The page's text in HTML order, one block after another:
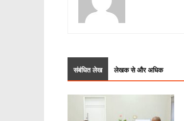
संबंधित लेख लेखक से और अधिक